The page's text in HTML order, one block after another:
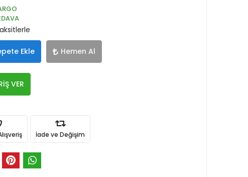
Ekle Hemen Al
VER
İade ve Değişim